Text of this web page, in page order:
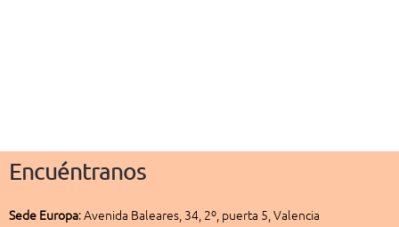
Encuéntranos
Sede Europa:Avenida Baleares, 34, 2º, puerta 5, Valencia